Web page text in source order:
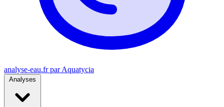
analyse-eau.fr par Aquatycia